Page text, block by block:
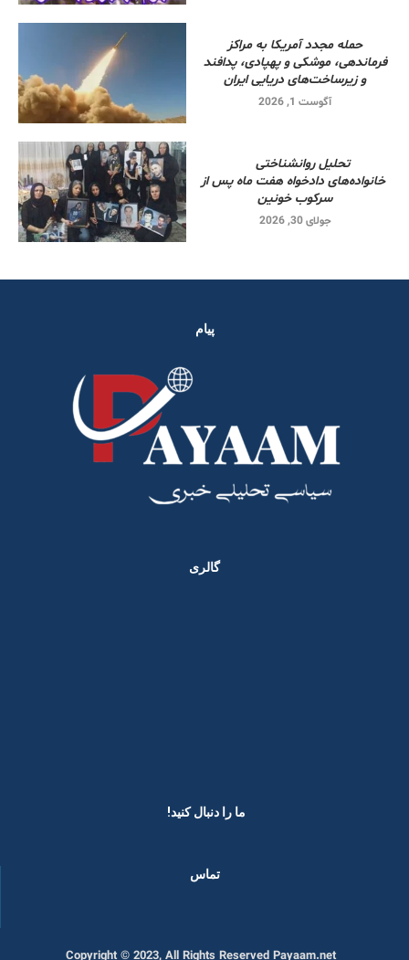
حمله مجدد آمریکا به مراکز
فرماندهی، موشکی و پهپادی، پدافند
و زیرساخت‌های دریایی ایران
آگوست 1, 2026
تحلیل روانشناختی
خانواده‌های دادخواه هفت ماه پس از
سرکوب خونین
جولای 30, 2026
پیام
گالری
ما را دنبال کنید! ​
تماس
Copyright © 2023, All Rights Reserved Payaam.net